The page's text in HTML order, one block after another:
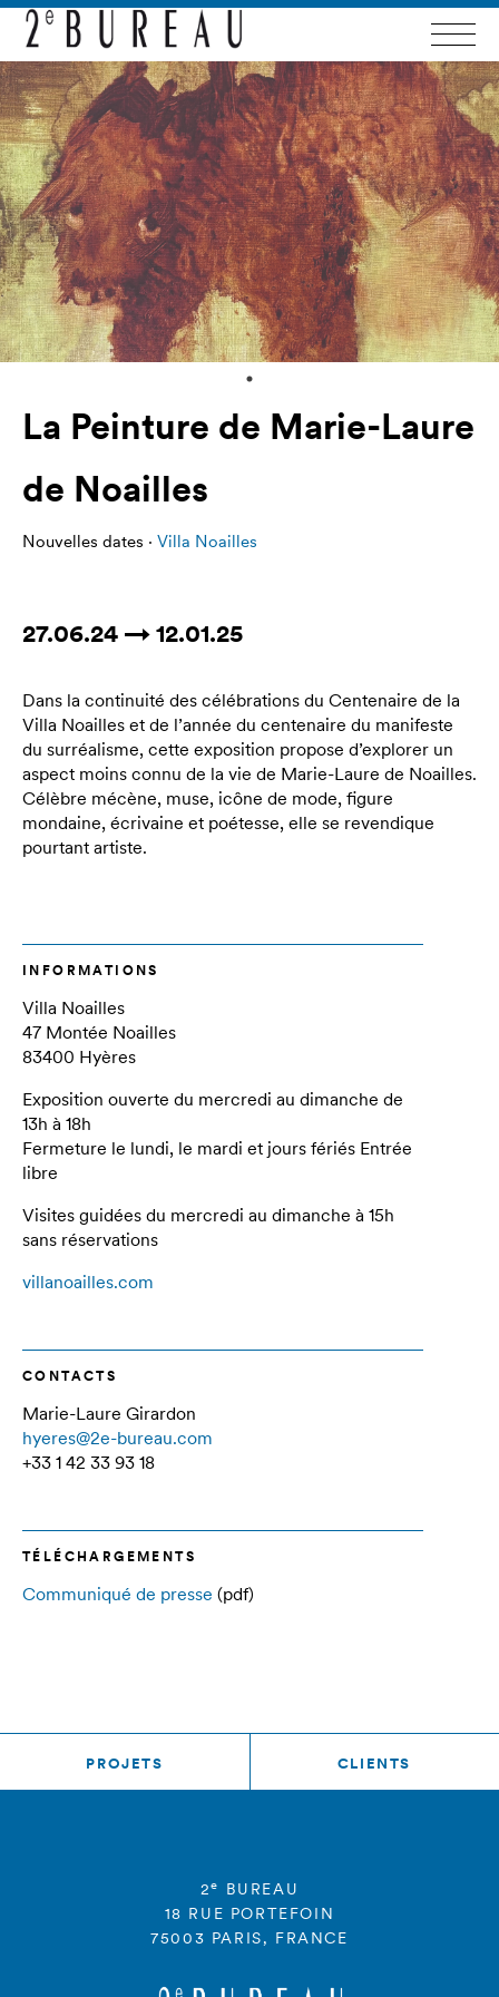
La Peinture de Marie-Laure
de Noailles
Nouvelles dates · Villa Noailles
27.06.24 → 12.01.25
Dans la continuité des célébrations du Centenaire de la
Villa Noailles et de l’année du centenaire du manifeste
du surréalisme, cette exposition propose d’explorer un
aspect moins connu de la vie de Marie-Laure de Noailles.
Célèbre mécène, muse, icône de mode, figure
mondaine, écrivaine et poétesse, elle se revendique
pourtant artiste.
INFORMATIONS
Villa Noailles
47 Montée Noailles
83400 Hyères
Exposition ouverte du mercredi au dimanche de
13h à 18h
Fermeture le lundi, le mardi et jours fériés Entrée
libre
Visites guidées du mercredi au dimanche à 15h
sans réservations
villanoailles.com
CONTACTS
Marie-Laure Girardon
hyeres@2e-bureau.com
+33 1 42 33 93 18
TÉLÉCHARGEMENTS
Communiqué de presse (pdf)
PROJETS CLIENTS
2e
BUREAU
18 RUE PORTEFOIN
75003 PARIS, FRANCE